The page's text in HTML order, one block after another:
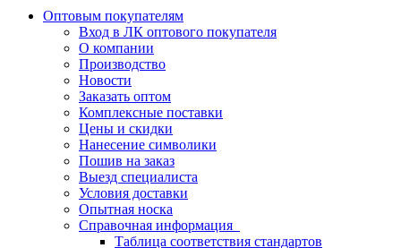
Оптовым покупателям
Вход в ЛК оптового покупателя
О компании
Производство
Новости
Заказать оптом
Комплексные поставки
Цены и скидки
Нанесение символики
Пошив на заказ
Выезд специалиста
Условия доставки
Опытная носка
Справочная информация
Таблица соответствия стандартов